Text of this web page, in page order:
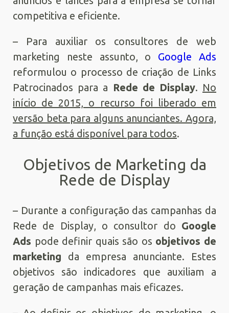
competitiva e eficiente.
– Para auxiliar os consultores de web
marketing neste assunto, o Google Ads
reformulou o processo de criação de Links
Patrocinados para a Rede de Display. No
início de 2015, o recurso foi liberado em
versão beta para alguns anunciantes. Agora,
a função está disponível para todos.
Objetivos de Marketing da
Rede de Display
– Durante a configuração das campanhas da
Rede de Display, o consultor do Google
Ads pode definir quais são os objetivos de
marketing da empresa anunciante. Estes
objetivos são indicadores que auxiliam a
geração de campanhas mais eficazes.